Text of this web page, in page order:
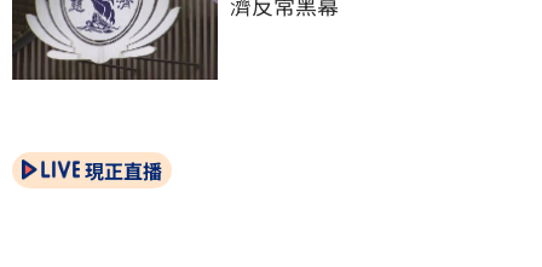
現正直播